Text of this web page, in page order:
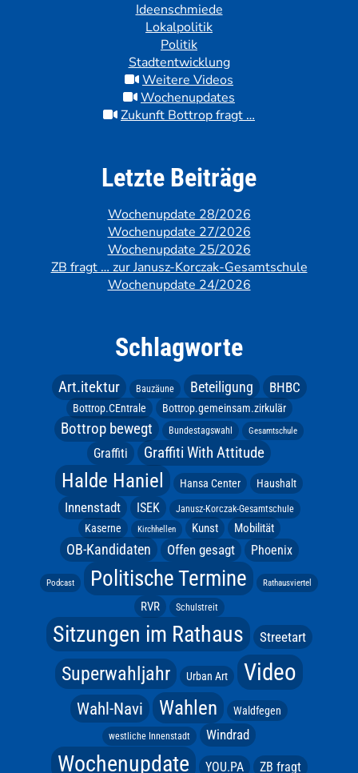
Ideenschmiede
Lokalpolitik
Politik
Stadtentwicklung
Weitere Videos
Wochenupdates
Zukunft Bottrop fragt …
Letzte Beiträge
Wochenupdate 28/2026
Wochenupdate 27/2026
Wochenupdate 25/2026
ZB fragt … zur Janusz-Korczak-Gesamtschule
Wochenupdate 24/2026
Schlagworte
Art.itektur Bauzäune Beteiligung BHBC
Bottrop.CEntrale Bottrop.gemeinsam.zirkulär
Bottrop bewegt Bundestagswahl Gesamtschule
Graffiti Graffiti With Attitude
Halde Haniel Hansa Center Haushalt
Innenstadt ISEK Janusz-Korczak-Gesamtschule
Kaserne Kirchhellen Kunst Mobilität
OB-Kandidaten Offen gesagt Phoenix
Podcast Politische Termine Rathausviertel
RVR Schulstreit
Sitzungen im Rathaus Streetart
Superwahljahr Urban Art Video
Wahl-Navi Wahlen Waldfegen
westliche Innenstadt Windrad
Wochenupdate YOU.PA ZB fragt